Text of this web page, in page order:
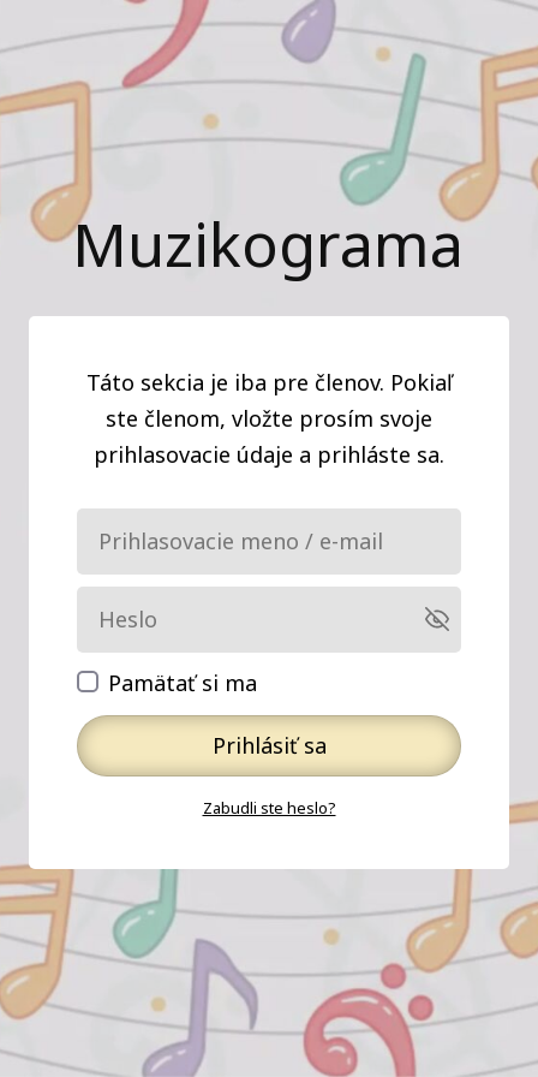
Muzikograma
Táto sekcia je iba pre členov. Pokiaľ
ste členom, vložte prosím svoje
prihlasovacie údaje a prihláste sa.
Pamätať si ma
Prihlásiť sa
Zabudli ste heslo?